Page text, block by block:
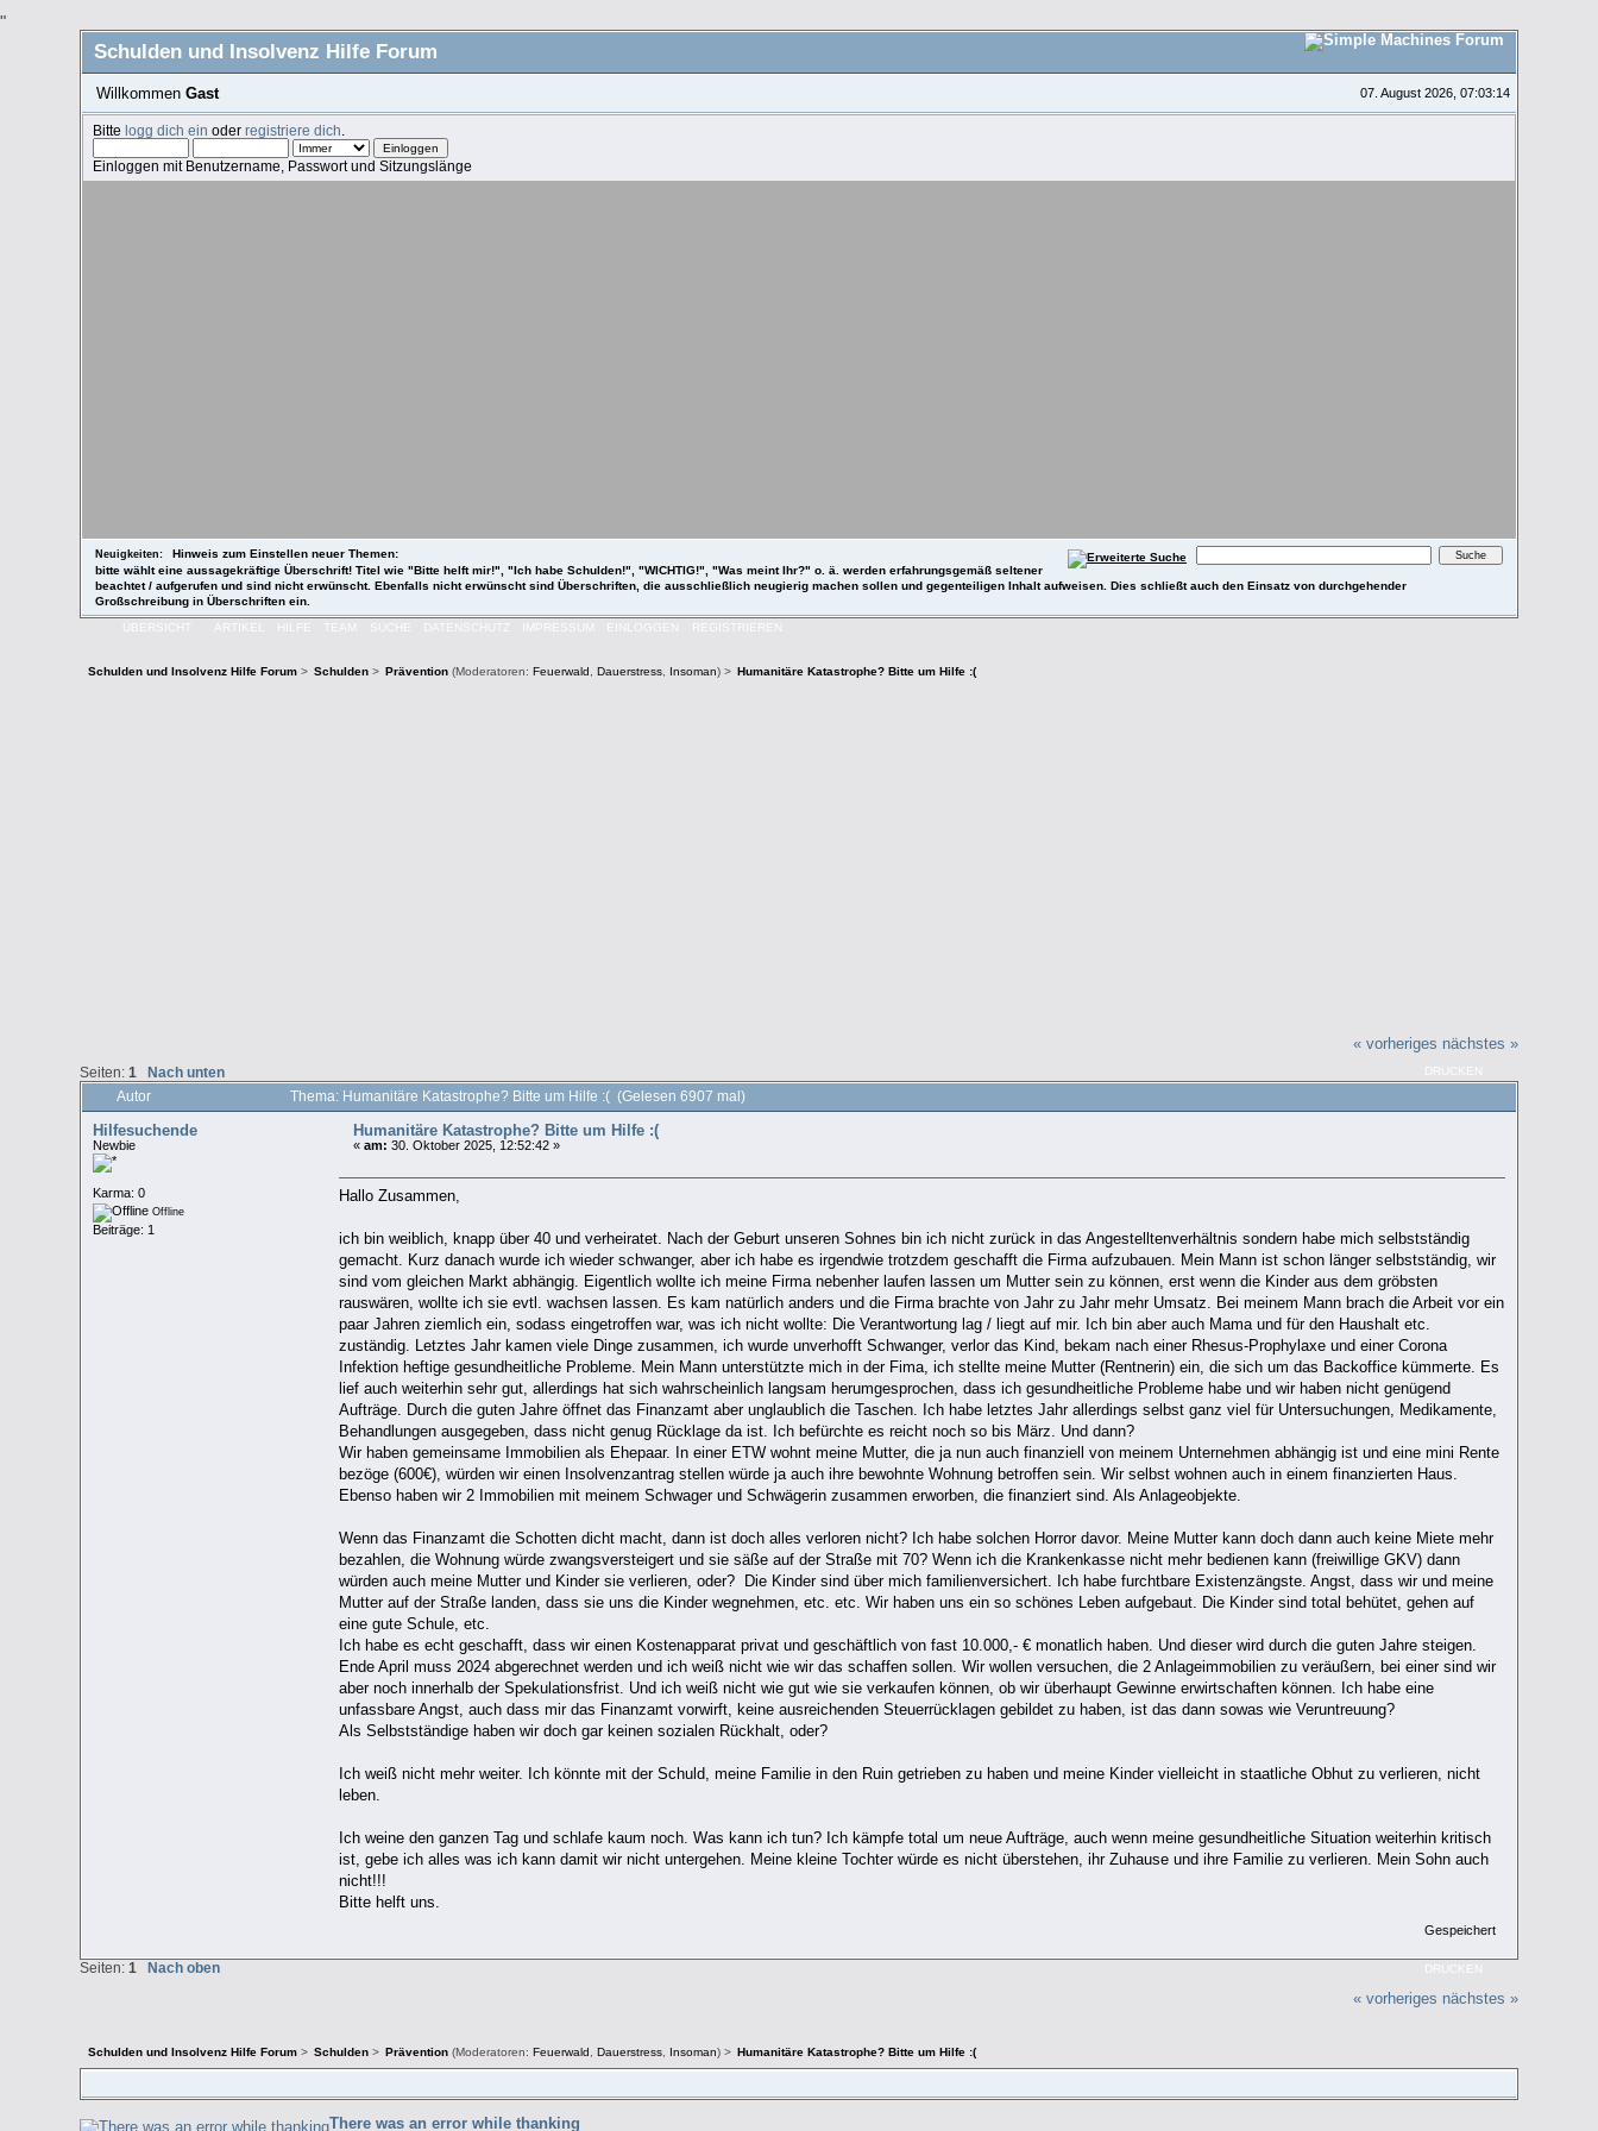
"
Schulden und Insolvenz Hilfe Forum
07. August 2026, 07:03:14
Willkommen Gast
Bittelogg dich ein oderregistriere dich
Einloggen mit Benutzername, Passwort und Sitzungslänge
Neuigkeiten:
Hinweis zum Einstellen neuer Themen:
bitte wählt eine aussagekräftige Überschrift! Titel wie "Bitte helft mir!", "Ich habe Schulden!", "WICHTIG!", "Was meint Ihr?" o. ä. werden erfahrungsgemäß seltener
beachtet / aufgerufen und sind nicht erwünscht. Ebenfalls nicht erwünscht sind Überschriften, die ausschließlich neugierig machen sollen und gegenteiligen Inhalt aufweisen. Dies schließt auch den Einsatz von durchgehender
Großschreibung in Überschriften ein.
ÜBERSICHT ARTIKEL HILFE TEAM SUCHE DATENSCHUTZ IMPRESSUM EINLOGGEN REGISTRIEREN
Schulden und Insolvenz Hilfe Forum> Schulden> Prävention(Moderatoren: Feuerwald , Dauerstress, Insoman) > Humanitäre Katastrophe? Bitte um Hilfe :(
« vorheriges nächstes »
Seiten:1 Nach unten DRUCKEN
Autor Thema: Humanitäre Katastrophe? Bitte um Hilfe :( (Gelesen 6907 mal)
Hilfesuchende
Newbie
Karma: 0
Offline
Beiträge: 1
Humanitäre Katastrophe? Bitte um Hilfe :(
«am: 30. Oktober 2025, 12:52:42 »
Hallo Zusammen,
ich bin weiblich, knapp über 40 und verheiratet. Nach der Geburt unseren Sohnes bin ich nicht zurück in das Angestelltenverhältnis sondern habe mich selbstständig
gemacht. Kurz danach wurde ich wieder schwanger, aber ich habe es irgendwie trotzdem geschafft die Firma aufzubauen. Mein Mann ist schon länger selbstständig, wir
sind vom gleichen Markt abhängig. Eigentlich wollte ich meine Firma nebenher laufen lassen um Mutter sein zu können, erst wenn die Kinder aus dem gröbsten
rauswären, wollte ich sie evtl. wachsen lassen. Es kam natürlich anders und die Firma brachte von Jahr zu Jahr mehr Umsatz. Bei meinem Mann brach die Arbeit vor ein
paar Jahren ziemlich ein, sodass eingetroffen war, was ich nicht wollte: Die Verantwortung lag / liegt auf mir. Ich bin aber auch Mama und für den Haushalt etc.
zuständig. Letztes Jahr kamen viele Dinge zusammen, ich wurde unverhofft Schwanger, verlor das Kind, bekam nach einer Rhesus-Prophylaxe und einer Corona
Infektion heftige gesundheitliche Probleme. Mein Mann unterstützte mich in der Fima, ich stellte meine Mutter (Rentnerin) ein, die sich um das Backoffice kümmerte. Es
lief auch weiterhin sehr gut, allerdings hat sich wahrscheinlich langsam herumgesprochen, dass ich gesundheitliche Probleme habe und wir haben nicht genügend
Aufträge. Durch die guten Jahre öffnet das Finanzamt aber unglaublich die Taschen. Ich habe letztes Jahr allerdings selbst ganz viel für Untersuchungen, Medikamente,
Behandlungen ausgegeben, dass nicht genug Rücklage da ist. Ich befürchte es reicht noch so bis März. Und dann?
Wir haben gemeinsame Immobilien als Ehepaar. In einer ETW wohnt meine Mutter, die ja nun auch finanziell von meinem Unternehmen abhängig ist und eine mini Rente
bezöge (600€), würden wir einen Insolvenzantrag stellen würde ja auch ihre bewohnte Wohnung betroffen sein. Wir selbst wohnen auch in einem finanzierten Haus.
Ebenso haben wir 2 Immobilien mit meinem Schwager und Schwägerin zusammen erworben, die finanziert sind. Als Anlageobjekte.
Wenn das Finanzamt die Schotten dicht macht, dann ist doch alles verloren nicht? Ich habe solchen Horror davor. Meine Mutter kann doch dann auch keine Miete mehr
bezahlen, die Wohnung würde zwangsversteigert und sie säße auf der Straße mit 70? Wenn ich die Krankenkasse nicht mehr bedienen kann (freiwillige GKV) dann
würden auch meine Mutter und Kinder sie verlieren, oder? Die Kinder sind über mich familienversichert. Ich habe furchtbare Existenzängste. Angst, dass wir und meine
Mutter auf der Straße landen, dass sie uns die Kinder wegnehmen, etc. etc. Wir haben uns ein so schönes Leben aufgebaut. Die Kinder sind total behütet, gehen auf
eine gute Schule, etc.
Ich habe es echt geschafft, dass wir einen Kostenapparat privat und geschäftlich von fast 10.000,- € monatlich haben. Und dieser wird durch die guten Jahre steigen.
Ende April muss 2024 abgerechnet werden und ich weiß nicht wie wir das schaffen sollen. Wir wollen versuchen, die 2 Anlageimmobilien zu veräußern, bei einer sind wir
aber noch innerhalb der Spekulationsfrist. Und ich weiß nicht wie gut wie sie verkaufen können, ob wir überhaupt Gewinne erwirtschaften können. Ich habe eine
unfassbare Angst, auch dass mir das Finanzamt vorwirft, keine ausreichenden Steuerrücklagen gebildet zu haben, ist das dann sowas wie Veruntreuung?
Als Selbstständige haben wir doch gar keinen sozialen Rückhalt, oder?
Ich weiß nicht mehr weiter. Ich könnte mit der Schuld, meine Familie in den Ruin getrieben zu haben und meine Kinder vielleicht in staatliche Obhut zu verlieren, nicht
leben.
Ich weine den ganzen Tag und schlafe kaum noch. Was kann ich tun? Ich kämpfe total um neue Aufträge, auch wenn meine gesundheitliche Situation weiterhin kritisch
ist, gebe ich alles was ich kann damit wir nicht untergehen. Meine kleine Tochter würde es nicht überstehen, ihr Zuhause und ihre Familie zu verlieren. Mein Sohn auch
nicht!!!
Bitte helft uns.
Gespeichert
DRUCKEN
Seiten:1 Nach oben
« vorheriges nächstes »
Schulden und Insolvenz Hilfe Forum> Schulden> Prävention(Moderatoren: Feuerwald, Dauerstress, Insoman) > Humanitäre Katastrophe? Bitte um Hilfe :(
There was an error while thanking